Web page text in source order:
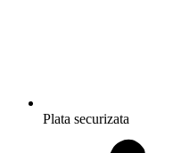
Plata securizata